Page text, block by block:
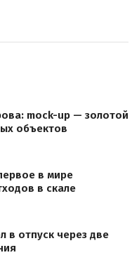
mock-up — золотой
объектов
в мире
в скале
в отпуск через две